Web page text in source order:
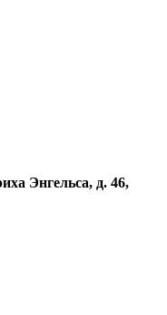
Энгельса, д. 46,